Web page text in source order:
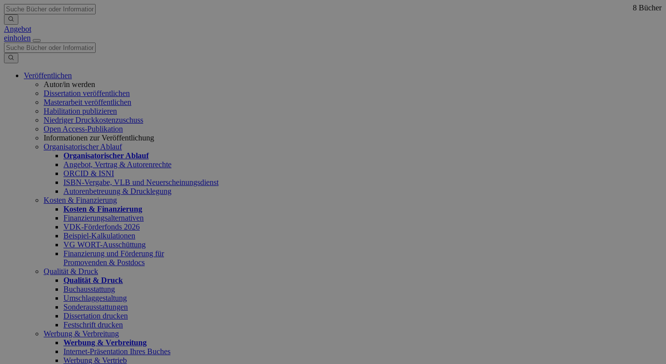
Angebot
einholen
Veröffentlichen
Autor/in werden
Dissertation veröffentlichen
Masterarbeit veröffentlichen
Habilitation publizieren
Niedriger Druckkostenzuschuss
Open Access-Publikation
Informationen zur Veröffentlichung
Organisatorischer Ablauf
Organisatorischer Ablauf
Angebot, Vertrag & Autorenrechte
ORCID & ISNI
ISBN-Vergabe, VLB und Neuerscheinungsdienst
Autorenbetreuung & Drucklegung
Kosten & Finanzierung
Kosten & Finanzierung
Finanzierungsalternativen
VDK-Förderfonds 2026
Beispiel-Kalkulationen
VG WORT-Ausschüttung
Finanzierung und Förderung für
Promovenden & Postdocs
Qualität & Druck
Qualität & Druck
Buchausstattung
Umschlaggestaltung
Sonderausstattungen
Dissertation drucken
Festschrift drucken
Werbung & Verbreitung
Werbung & Verbreitung
Internet-Präsentation Ihres Buches
Werbung & Vertrieb
8 Bücher